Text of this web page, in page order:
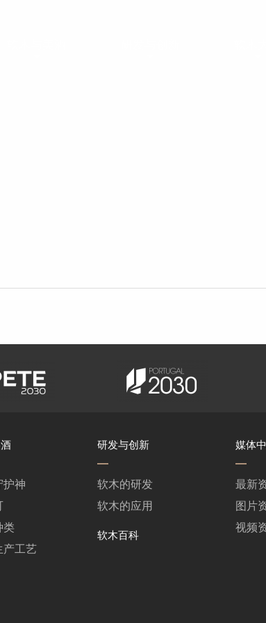
护神
类
产工艺
研发与创新
软木的研发
软木的应用
软木百科
媒体
最新
图片
视频